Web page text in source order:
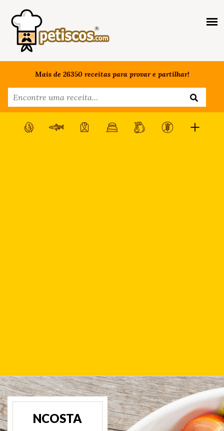
Mais de 26350 receitas para provar e partilhar!
NCOSTA